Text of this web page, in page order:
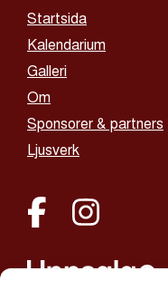
Startsida
Kalendarium
Galleri
Om
Sponsorer & partners
Ljusverk